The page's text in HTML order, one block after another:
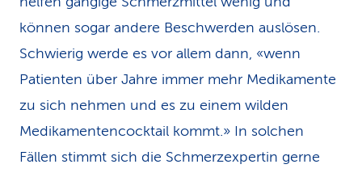
können sogar andere Beschwerden auslösen.
Schwierig werde es vor allem dann, «wenn
Patienten über Jahre immer mehr Medikamente
zu sich nehmen und es zu einem wilden
Medikamentencocktail kommt.» In solchen
Fällen stimmt sich die Schmerzexpertin gerne